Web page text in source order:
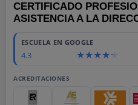
CERTIFICADO
ASISTENCIA A LA
ESCUELA EN GOOGLE
4.3
ACREDITACIONES